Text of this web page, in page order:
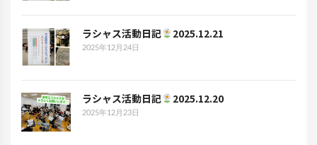
ラシャス活動日記 2025.12.21
2025年12月24日
ラシャス活動日記 2025.12.20
2025年12月23日